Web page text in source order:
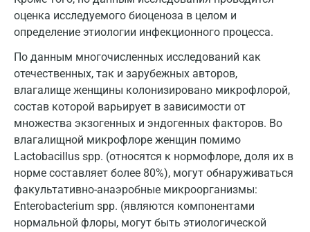
оценка исследуемого биоценоза в целом и
определение этиологии инфекционного процесса.
По данным многочисленных исследований как
отечественных, так и зарубежных авторов,
влагалище женщины колонизировано микрофлорой,
состав которой варьирует в зависимости от
множества экзогенных и эндогенных факторов. Во
влагалищной микрофлоре женщин помимо
Lactobacillus spp. (относятся к нормофлоре, доля их в
норме составляет более 80%), могут обнаруживаться
факультативно-анаэробные микроорганизмы:
Enterobacterium spp. (являются компонентами
нормальной флоры, могут быть этиологической
Барнаул
Брянск
Великий Новгород
Видное
Владимир
Волгоград
Волжский
Вологда